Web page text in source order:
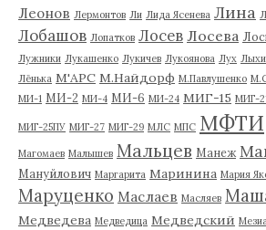
Леонов Лермонтов Ли Лида Ясенева Лина
Лобашов Лопатков Лосев Лосева
Лужники Лукашенко Лукичев Лукоянова Лух
Лёнька М'АРС М.Найдорф М.Павлушенко
МИ-1 МИ-2 МИ-4 МИ-6 МИ-24 МИГ-15 МИГ-
МИГ-25ПУ МИГ-27 МИГ-29 МЛС МПС МФТИ
Магомаев Малышев Мальцев Манеж
Мануйлович Маргарита Маринина Мария
Маруценко Маслаев Масляев
Медведева Медведица Медведский